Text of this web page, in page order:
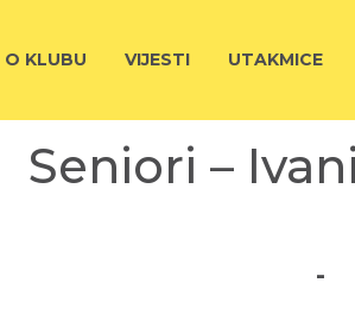
O KLUBU VIJESTI UTAKMICE
Seniori –
-